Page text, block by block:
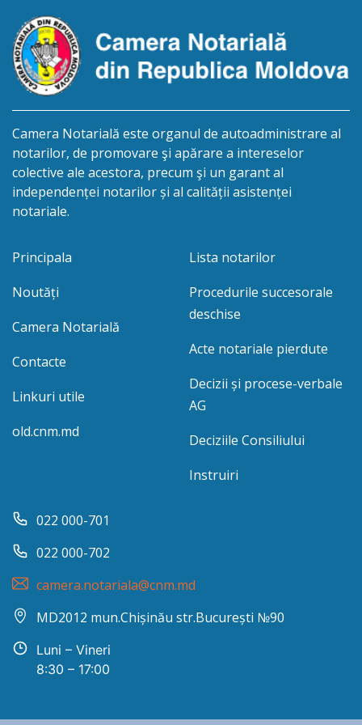
constatării […]
Camera Notarială este organul de autoadministrare al
notarilor, de promovare şi apărare a intereselor
colective ale acestora, precum şi un garant al
independenței notarilor și al calității asistenței
notariale.
Principala
Noutăți
Camera Notarială
Contacte
Linkuri utile
old.cnm.md
Lista notarilor
Procedurile succesorale
deschise
Acte notariale pierdute
Decizii și procese-verbale
AG
Deciziile Consiliului
Instruiri
022 000-701
022 000-702
camera.notariala@cnm.md
MD2012 mun.Chișinău str.București №90
Luni – Vineri
8:30 – 17:00